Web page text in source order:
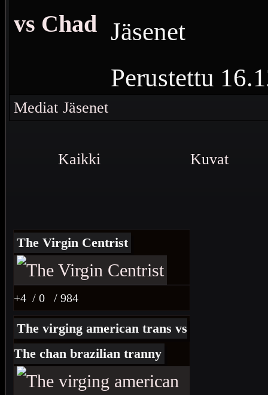
vs Chad Jäsenet
Perustettu
Virgin vs
Mediat Jäsenet
Kaikki Kuvat
The Virgin Centrist
+4 / 0 / 984
The virging american trans vs
The chan brazilian tranny